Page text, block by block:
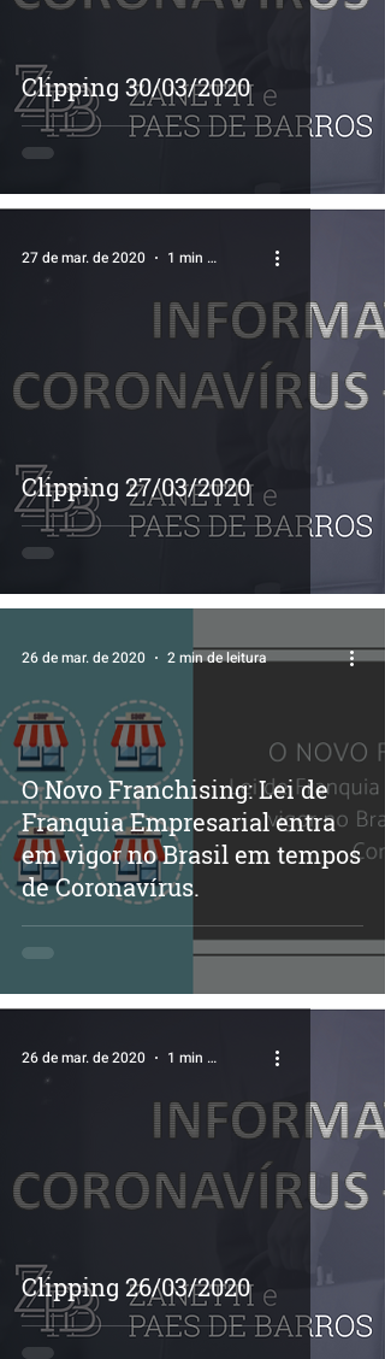
Clipping 30/03/2020
Clipping 27/03/2020
27 de mar. de 2020 1 min de leitura
O Novo Franchising: Lei de
Franquia Empresarial entra
em vigor no Brasil em tempos
de Coronavírus.
26 de mar. de 2020 2 min de leitura
Clipping 26/03/2020
26 de mar. de 2020 1 min de leitura